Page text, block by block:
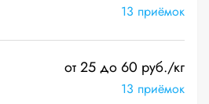
13 приёмок
от 25 до 60 руб./кг
13 приёмок